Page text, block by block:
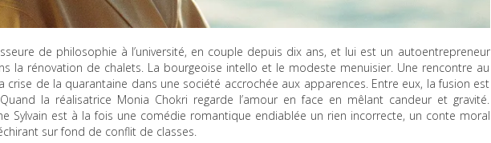
de philosophie à l’université, en couple depuis dix ans, et lui est un autoentrepreneur
la rénovation de chalets. La bourgeoise intello et le modeste menuisier. Une rencontre au
crise de la quarantaine dans une société accrochée aux apparences. Entre eux, la fusion est
la réalisatrice Monia Chokri regarde l’amour en face en mêlant candeur et gravité.
Sylvain est à la fois une comédie romantique endiablée un rien incorrecte, un conte moral
sur fond de conflit de classes.